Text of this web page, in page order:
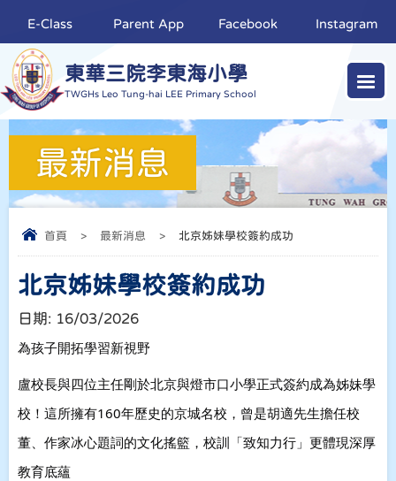
東華三院李東海小學
TWGHs Leo Tung-hai LEE Primary School
E-Class Parent App Facebook Instagram
最新消息
首頁 > 最新消息 > 北京姊妹學校簽約成功
北京姊妹學校簽約成功
日期: 16/03/2026
為孩子開拓學習新視野
盧校長與四位主任剛於北京與燈市口小學正式簽約成為姊妹學
校！這所擁有160年歷史的京城名校，曾是胡適先生擔任校
董、作家冰心題詞的文化搖籃，校訓「致知力行」更體現深厚
教育底蘊